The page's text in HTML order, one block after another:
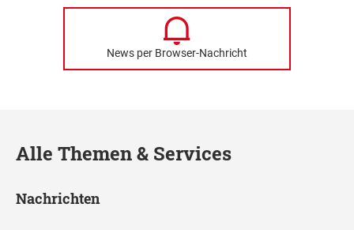
News per Browser-Nachricht
Alle Themen & Services
Nachrichten